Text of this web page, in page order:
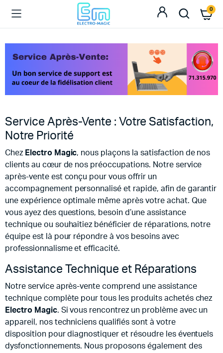
0
Service Après-Vente : Votre Satisfaction,
Notre Priorité
Chez Electro Magic, nous plaçons la satisfaction de nos
clients au cœur de nos préoccupations. Notre service
après-vente est conçu pour vous offrir un
accompagnement personnalisé et rapide, afin de garantir
une expérience optimale même après votre achat. Que
vous ayez des questions, besoin d’une assistance
technique ou souhaitiez bénéficier de réparations, notre
équipe est là pour répondre à vos besoins avec
professionnalisme et efficacité.
Assistance Technique et Réparations
Notre service après-vente comprend une assistance
technique complète pour tous les produits achetés chez
Electro Magic. Si vous rencontrez un problème avec un
appareil, nos techniciens qualifiés sont à votre
disposition pour diagnostiquer et résoudre les éventuels
dysfonctionnements. Nous proposons également des